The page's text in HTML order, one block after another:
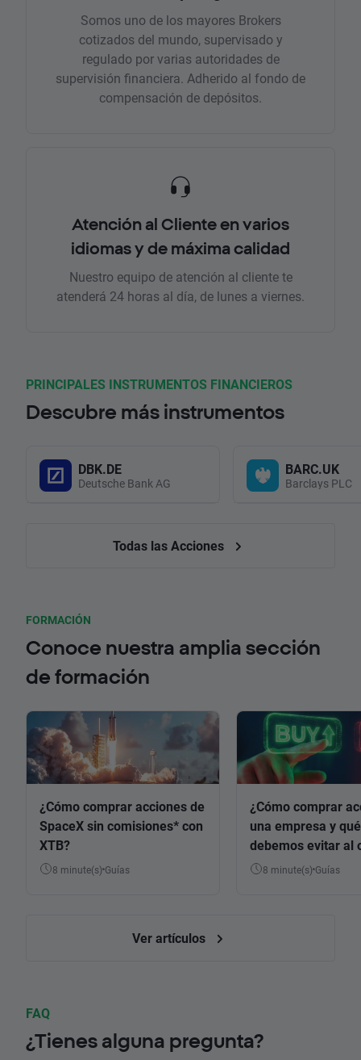
Somos uno de los mayores Brokers
cotizados del mundo, supervisado y
regulado por varias autoridades de
supervisión financiera. Adherido al fondo de
compensación de depósitos.
Atención al Cliente en varios
idiomas y de máxima calidad
Nuestro equipo de atención al cliente te
atenderá 24 horas al día, de lunes a viernes.
PRINCIPALES INSTRUMENTOS FINANCIEROS
Descubre más instrumentos
DBK.DE
Deutsche Bank AG
BARC.UK
Barclays PLC
Todas las Acciones
FORMACIÓN
Conoce nuestra amplia sección
de formación
¿Cómo comprar acciones de
SpaceX sin comisiones* con
XTB?
8 minute(s) Guías
¿Cómo comprar
una empresa y
debemos evitar al
8 minute(s) Guías
Ver artículos
FAQ
¿Tienes alguna pregunta?